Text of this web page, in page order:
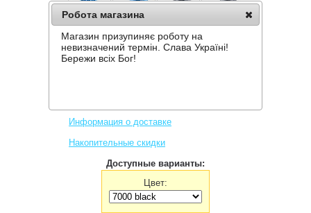
РЮКЗАК DEUTER FUTURA 30
Информация о доставке
Накопительные скидки
Доступные варианты:
Цвет:
Робота магазина
Магазин призупиняє роботу на
невизначений термін. Слава Україні!
Бережи всіх Бог!